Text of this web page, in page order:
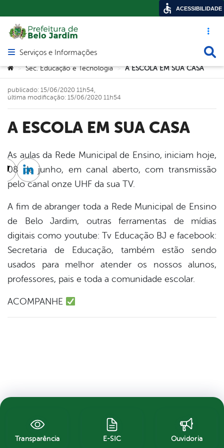
Acesso
Abrir menu principal de navegação
Serviços e Informações
Você está aqui:
> Sec. Educação e Tecnologia > A ESCOLA EM SUA CASA
A ESCOLA EM SUA CASA
publicado: 15/06/2020 11h54,
última modificação: 15/06/2020 11h54
As aulas da Rede Municipal de Ensino, iniciam hoje,
08 de junho, em canal aberto, com transmissão
pelo canal onze UHF da sua TV.
A fim de abranger toda a Rede Municipal de Ensino
de Belo Jardim, outras ferramentas de mídias
digitais como youtube: Tv Educação BJ e facebook:
Secretaria de Educação, também estão sendo
usados para melhor atender os nossos alunos,
professores, pais e toda a comunidade escolar.
ACOMPANHE
TwitterLinkedin
Transparência E-SIC Ouvidoria
ACESSIBILIDADE